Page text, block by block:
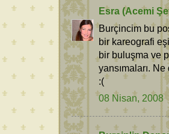
Esra (Acemi
Burçincim bu
bir kareografi
bir buluşma ve
yansımaları.
:(
08 Nisan, 2008